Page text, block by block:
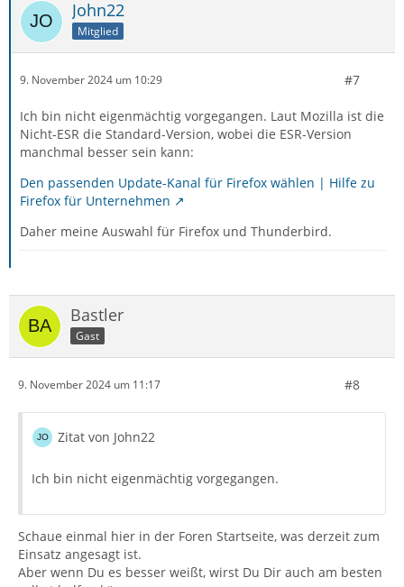
John22
Mitglied
9. November 2024 um 10:29 #7
Ich bin nicht eigenmächtig vorgegangen. Laut Mozilla ist die
Nicht-ESR die Standard-Version, wobei die ESR-Version
manchmal besser sein kann:
Den passenden Update-Kanal für Firefox wählen | Hilfe zu
Firefox für Unternehmen
Daher meine Auswahl für Firefox und Thunderbird.
Bastler
Gast
9. November 2024 um 11:17 #8
Zitat von John22
Ich bin nicht eigenmächtig vorgegangen.
Schaue einmal hier in der Foren Startseite, was derzeit zum
Einsatz angesagt ist.
Aber wenn Du es besser weißt, wirst Du Dir auch am besten